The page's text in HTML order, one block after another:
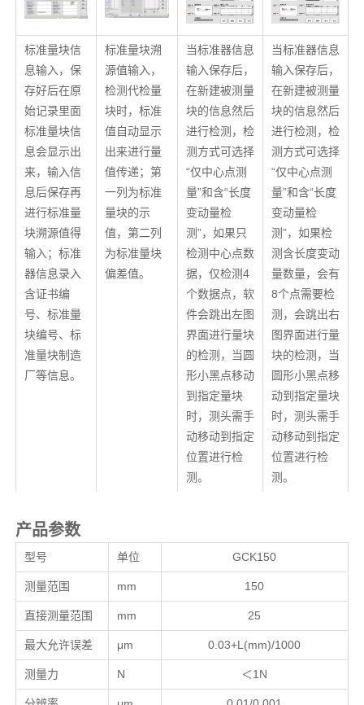
标准量块信
息输入，保
存好后在原
始记录里面
标准量块信
息会显示出
来，输入信
息后保存再
进行标准量
块溯源值得
输入；标准
器信息录入
含证书编
号、标准量
块编号、标
准量块制造
厂等信息。
标准量块溯
源值输入，
检测代检量
块时，标准
值自动显示
出来进行量
值传递；第
一列为标准
量块的示
值，第二列
为标准量块
偏差值。
当标准器信息
输入保存后，
在新建被测量
块的信息然后
进行检测，检
测方式可选择
“仅中心点测
量”和含“长度
变动量检
测”，如果只
检测中心点数
据，仅检测4
个数据点，软
件会跳出左图
界面进行量块
的检测，当圆
形小黑点移动
到指定量块
时，测头需手
动移动到指定
位置进行检
测。
当标准器信息
输入保存后，
在新建被测量
块的信息然后
进行检测，检
测方式可选择
“仅中心点测
量”和含“长度
变动量检
测”，如果检
测含长度变动
量数量，会有
8个点需要检
测，会跳出右
图界面进行量
块的检测，当
圆形小黑点移
动到指定量块
时，测头需手
动移动到指定
位置进行检
测。
产品参数
型号 单位 GCK150
测量范围 mm 150
直接测量范围 mm 25
最大允许误差 μm 0.03+L(mm)/1000
测量力 N ＜1N